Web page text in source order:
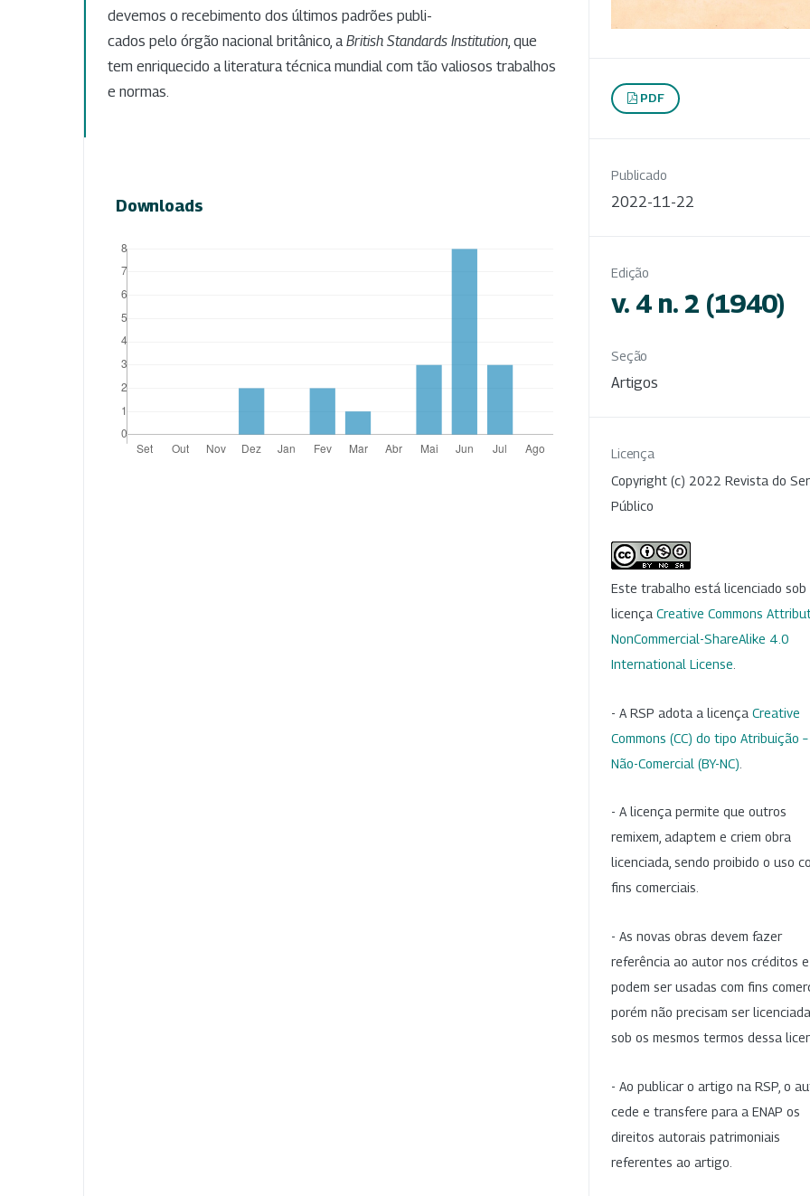
devemos o recebimento dos últimos padrões publi-
cados pelo órgão nacional britânico, a British Standards Institution , que
tem enriquecido a literatura técnica mundial com tão valiosos trabalhos
e normas.
Downloads
PDF
Publicado
2022-11-22
Edição
v. 4 n. 2 (1940)
Seção
Artigos
Licença
Copyright (c) 2022 Revista do
Público
Este trabalho está licenciado sob
licença Creative Commons
NonCommercial-ShareAlike 4.0
International License
- A RSP adota a licença Creative
Commons (CC) do tipo Atribuição –
Não-Comercial (BY-NC)
- A licença permite que outros
remixem, adaptem e criem obra
licenciada, sendo proibido o uso
fins comerciais.
- As novas obras devem fazer
referência ao autor nos créditos
podem ser usadas com fins
porém não precisam ser
sob os mesmos termos dessa
- Ao publicar o artigo na RSP, o
cede e transfere para a ENAP os
direitos autorais patrimoniais
referentes ao artigo.